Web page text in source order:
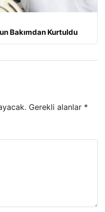
Bakımdan Kurtuldu
Gerekli alanlar *